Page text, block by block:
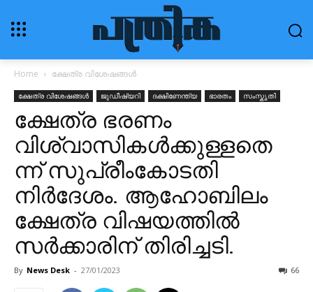
Home ക്ഷേത്ര വിശേഷങ്ങൾ
ക്ഷേത്ര വിശേഷങ്ങൾ ജുഡീഷ്യറി ദക്ഷിണേന്ത്യ ഭാരതം സംസ്കൃതി
ക്ഷേത്ര ഭരണം
വിശ്വാസികൾക്കുള്ളതെ
ന്ന് സുപ്രീംകോടതി
നിർദേശം. ആഹോബിലം
ക്ഷേത്ര വിഷയത്തിൽ
സർക്കാരിന് തിരിച്ചടി.
By News Desk - 27/01/2023 66